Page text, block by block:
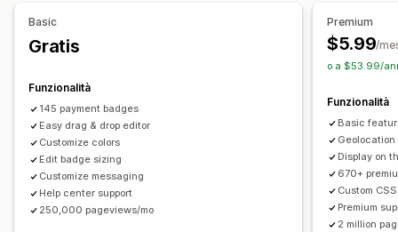
Testo personalizzato
Caricamento di file
Adattivo per dispositivi mobili
Programmazione
Posizione delle icone
Posizione manuale
Barra degli annunci Pagine personalizzate
Pagina del carrello Pagina di check-out
Basic
Gratis
Funzionalità
145 payment badges
Easy drag & drop editor
Customize colors
Edit badge sizing
Customize messaging
Help center support
250,000 pageviews/mo
Premium
$5.99/
o a $53.99/
Funzionalità
Basic
Display on
670+
Custom CSS
Premium
2 million